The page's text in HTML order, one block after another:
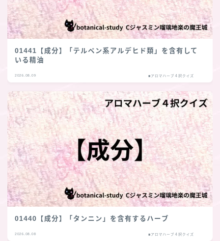
01441【成分】「テルペン系アルデヒド類」を含有して
いる精油
2026.08.09 ■アロマハーブ４択クイズ
01440【成分】「タンニン」を含有するハーブ
2026.08.08 ■アロマハーブ４択クイズ